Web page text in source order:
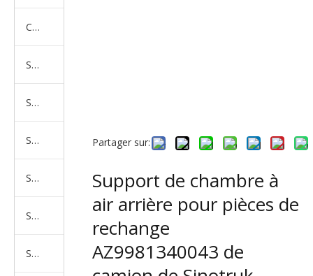
Camion Shacman Série
Série de camions SAIC-lveco Hongyan
Série de camions Foton Auman
Série de camions FAW Jiefang
Série de camions Dongfeng
Série de camions North Benz Beiben
Série de camions américains, européens et japonais
Partager sur:
Support de chambre à
air arrière pour pièces de
rechange
AZ9981340043 de